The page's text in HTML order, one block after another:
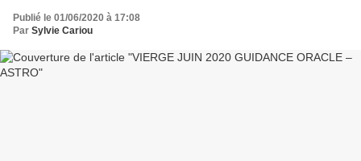
Publié le 01/06/2020 à 17:08
Par Sylvie Cariou